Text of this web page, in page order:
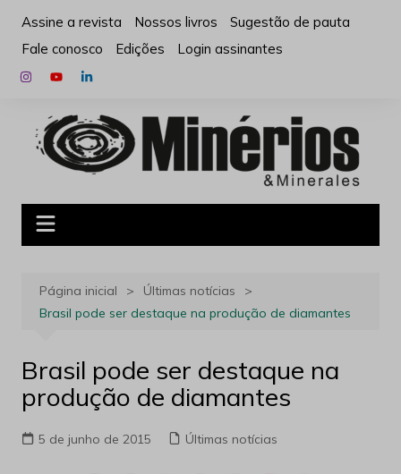
para
conteúdo
Assine a revista Nossos livros
Sugestão de pauta
Fale conosco
Edições Login assinantes
Página inicial
Últimas notícias
Brasil pode ser destaque na produção de diamantes
Brasil pode ser destaque na
produção de diamantes
5 de junho de 2015 Últimas notícias